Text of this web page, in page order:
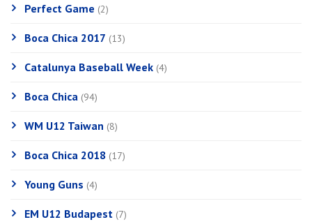
Perfect Game (2)
Boca Chica 2017 (13)
Catalunya Baseball Week (4)
Boca Chica (94)
WM U12 Taiwan (8)
Boca Chica 2018 (17)
Young Guns (4)
EM U12 Budapest (7)